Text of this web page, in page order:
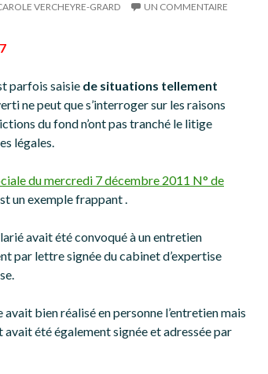
VERCHEYRE-GRARD UN COMMENTAIRE
parfois saisie de situations tellement
ne peut que s’interroger sur les raisons
du fond n’ont pas tranché le litige
légales.
du mercredi 7 décembre 2011 N° de
un exemple frappant .
avait été convoqué à un entretien
par lettre signée du cabinet d’expertise
avait bien réalisé en personne l’entretien mais
été également signée et adressée par